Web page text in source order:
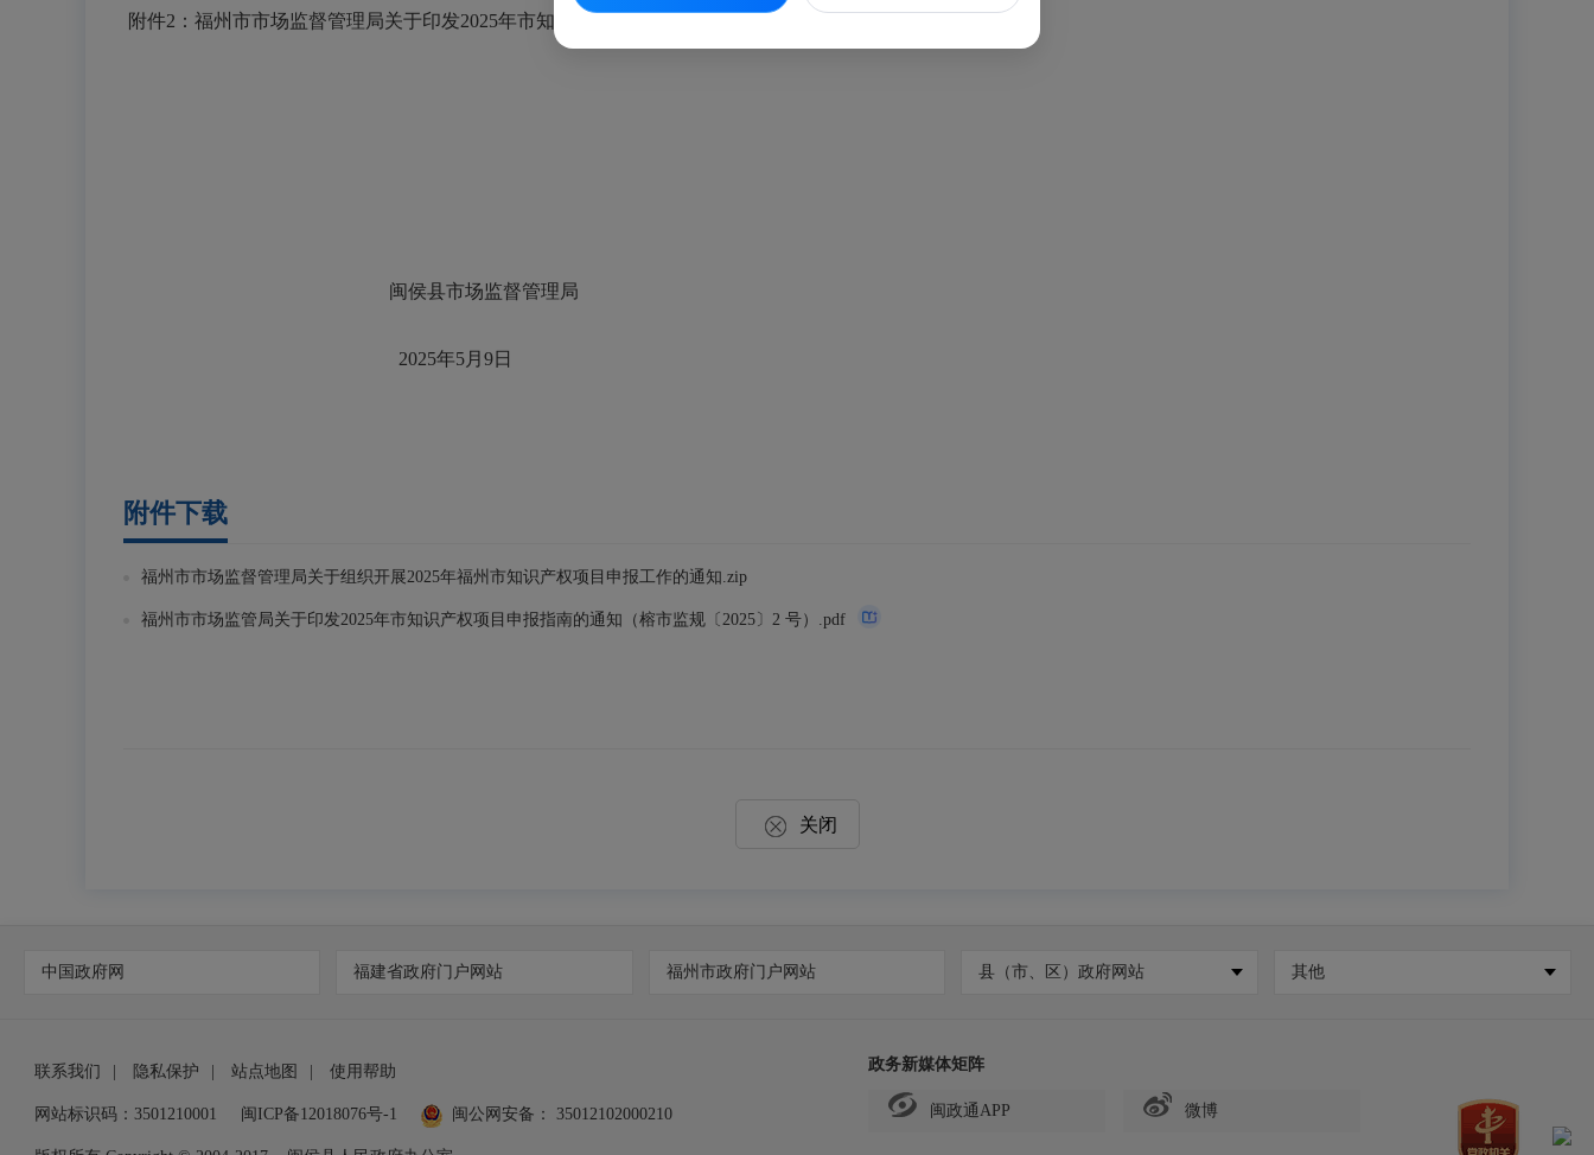
附件2：福州市市场监督管理局关于印发2025年市知识产权项目申报指南的通知
闽侯县市场监督管理局
2025年5月 9日
附件下载
福州市市场监督管理局关于组织开展2025年福州市知识产权项目申报工作的通知.zip
福州市市场监管局关于印发2025年市知识产权项目申报指南的通知（榕市监规〔2025〕2 号）.pdf
关闭
中国政府网 福建省政府门户网站 福州市政府门户网站 县（市、区）政府网站 其他
联系我们 隐私保护 站点地图 使用帮助
网站标识码：3501210001 闽ICP备12018076号-1 闽公网安备： 35012102000210
政务新媒体矩阵
闽政通APP 微博